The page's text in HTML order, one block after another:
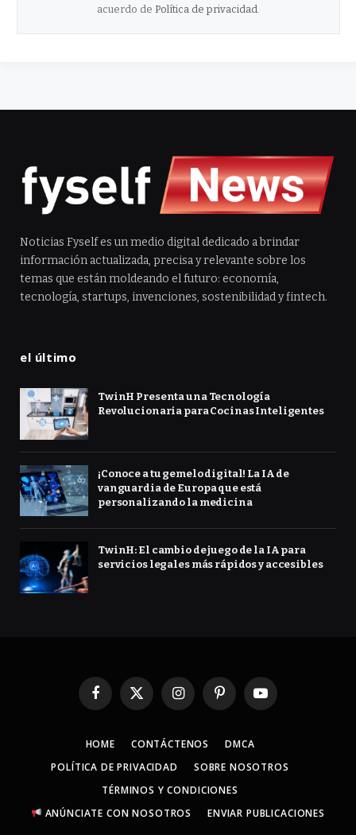
acuerdo de Política de privacidad.
Noticias Fyself es un medio digital dedicado a brindar
información actualizada, precisa y relevante sobre los
temas que están moldeando el futuro: economía,
tecnología, startups, invenciones, sostenibilidad y fintech.
el último
TwinH Presenta una Tecnología
Revolucionaria para Cocinas Inteligentes
¡Conoce a tu gemelo digital! La IA de
vanguardia de Europa que está
personalizando la medicina
TwinH: El cambio de juego de la IA para
servicios legales más rápidos y accesibles
Facebook
X
InstagramPinterestYouTube
HOME CONTÁCTENOS
DMCA
POLÍTICA DE PRIVACIDAD
SOBRE NOSOTROS
TÉRMINOS Y CONDICIONES
ANÚNCIATE CON NOSOTROS
ENVIAR PUBLICACIONES